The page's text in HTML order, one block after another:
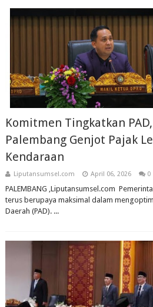
Komitmen Tingkatkan
Palembang Genjot Pajak
Kendaraan
Liputansumsel.com April 06, 2026 0
PALEMBANG ,Liputansumsel.com
terus berupaya maksimal dalam
Daerah (PAD). ...